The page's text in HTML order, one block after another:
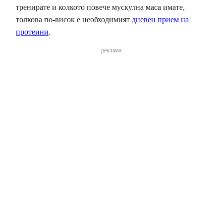
тренирате и колкото повече мускулна маса имате,
толкова по-висок е необходимият дневен прием на
протеини.
реклама